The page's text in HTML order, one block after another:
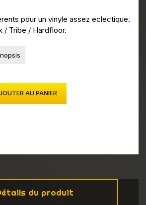
pour un vinyle assez eclectique.
/ Tribe / Hardfloor.
AU PANIER
du produit